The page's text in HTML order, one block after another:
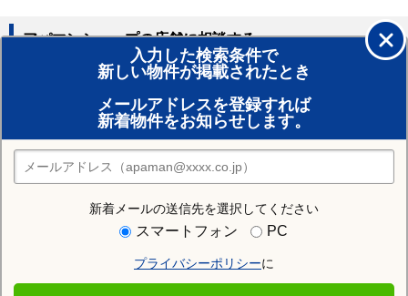
入力した検索条件で
新しい物件が掲載されたとき
メールアドレスを登録すれば
新着物件をお知らせします。
新着メールの送信先を選択してください
スマートフォン PC
プライバシーポリシーに
アパマンショップの店舗に相談する
賃貸のプロがお部屋探し！
おまかせ物件リクエスト
住みたい街の店舗を探す
店舗検索
住む街研究所で札幌市厚別区の情報を見る